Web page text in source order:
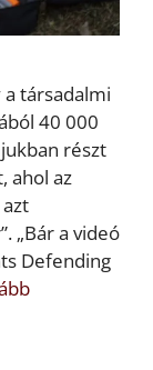
a társadalmi
40 000
részt
ahol az
„Bár a videó
Defending